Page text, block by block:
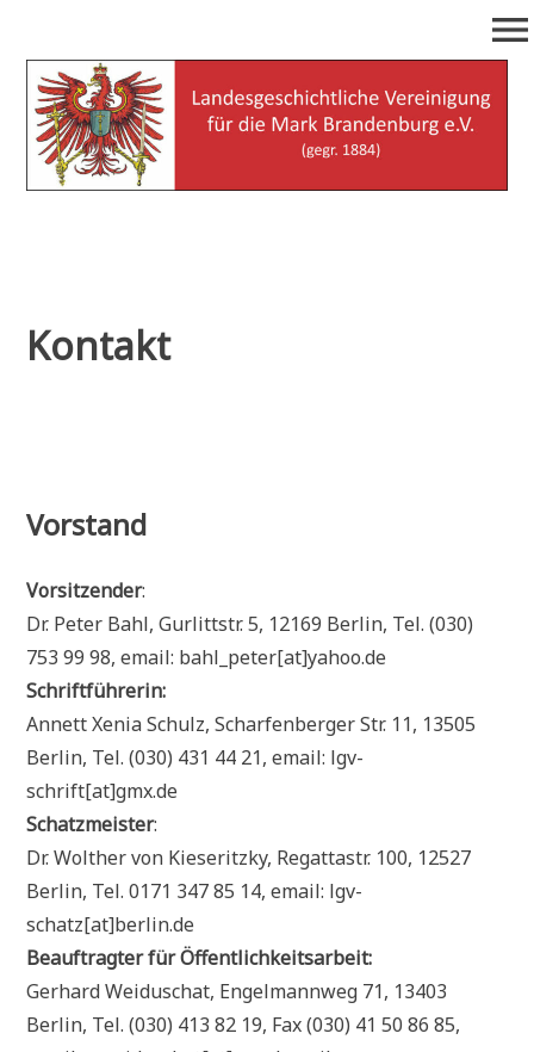
springen Landesgeschichtliche
Vereinigung für die Mark
Brandenburg e.V.
(gegr. 1884)
menu
Kontakt
Vorstand
Vorsitzender:
Dr. Peter Bahl, Gurlittstr. 5, 12169 Berlin, Tel. (030)
753 99 98, email: bahl_peter[at]yahoo.de
Schriftführerin:
Annett Xenia Schulz, Scharfenberger Str. 11, 13505
Berlin, Tel. (030) 431 44 21, email: lgv-
schrift[at]gmx.de
Schatzmeister:
Dr. Wolther von Kieseritzky, Regattastr. 100, 12527
Berlin, Tel. 0171 347 85 14, email: lgv-
schatz[at]berlin.de
Beauftragter für Öffentlichkeitsarbeit:
Gerhard Weiduschat, Engelmannweg 71, 13403
Berlin, Tel. (030) 413 82 19, Fax (030) 41 50 86 85,